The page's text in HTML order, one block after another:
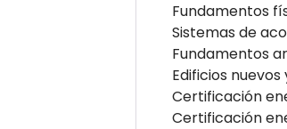
Fundamentos
Sistemas de
Fundamentos
Edificios nuevos
Certificación
Certificación